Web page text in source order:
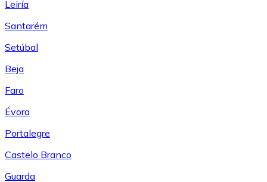
Leiría
Santarém
Setúbal
Beja
Faro
Évora
Portalegre
Castelo Branco
Guarda